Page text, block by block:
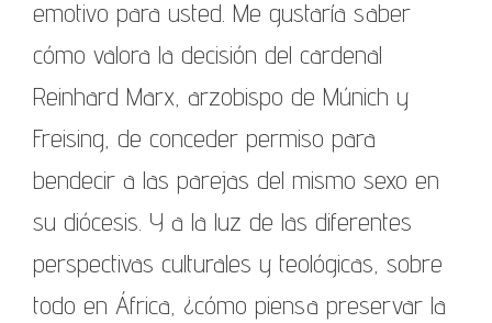
emotivo para usted. Me gustaría saber
cómo valora la decisión del cardenal
Reinhard Marx, arzobispo de Múnich y
Freising, de conceder permiso para
bendecir a las parejas del mismo sexo en
su diócesis. Y a la luz de las diferentes
perspectivas culturales y teológicas, sobre
todo en África, ¿cómo piensa preservar la